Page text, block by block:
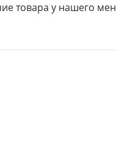
товара у нашего